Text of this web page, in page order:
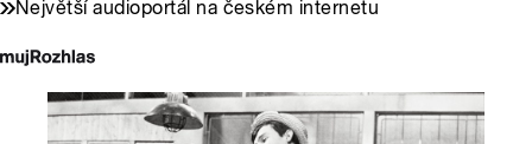
Největší audioportál na českém internetu